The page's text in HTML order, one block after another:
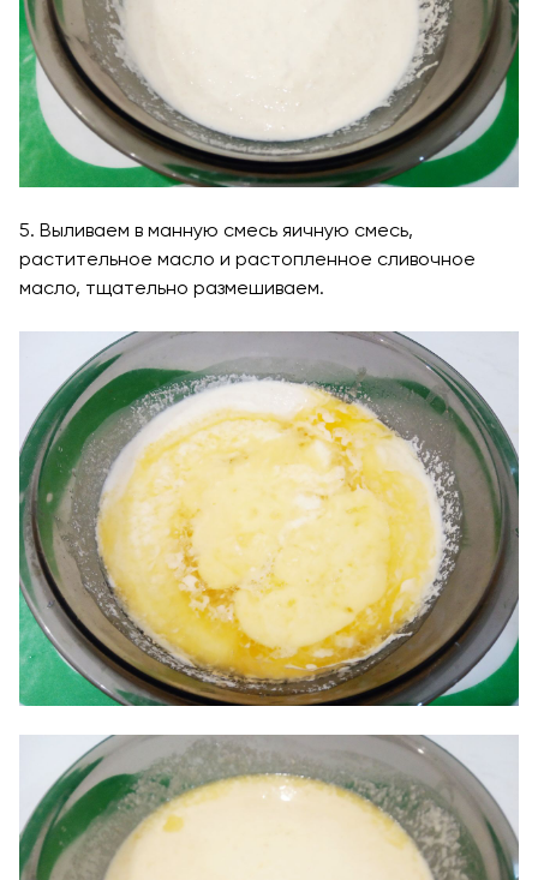
5. Выливаем в манную смесь яичную смесь,
растительное масло и растопленное сливочное
масло, тщательно размешиваем.